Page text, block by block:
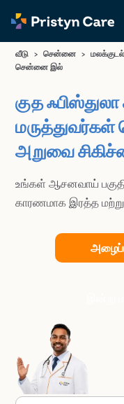
வீடு > சென்னை >
சென்னை இல்
குத
அறுவை
உங்கள் ஆசனவாய்
காரணமாக இரத்த
பலனளிக்கும்
வலிமிகுந்த ஆனல்
அணுகுங்கள்.